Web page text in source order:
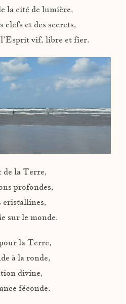
la cité de lumière,
clefs et des secrets,
vif, libre et fier.
de la Terre,
profondes,
cristallines,
sur le monde.
la Terre,
à la ronde,
divine,
féconde.